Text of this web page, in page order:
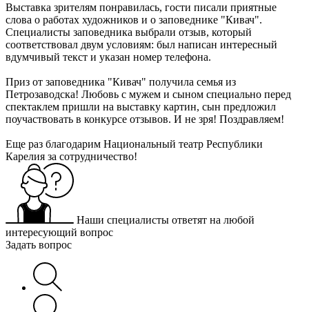
Выставка зрителям понравилась, гости писали приятные
слова о работах художников и о заповеднике "Кивач".
Специалисты заповедника выбрали отзыв, который
соответствовал двум условиям: был написан интересный
вдумчивый текст и указан номер телефона.
Приз от заповедника "Кивач" получила семья из
Петрозаводска! Любовь с мужем и сыном специально перед
спектаклем пришли на выставку картин, сын предложил
поучаствовать в конкурсе отзывов. И не зря! Поздравляем!
Еще раз благодарим Национальный театр Республики
Карелия за сотрудничество!
Наши специалисты ответят на любой
интересующий вопрос
Задать вопрос